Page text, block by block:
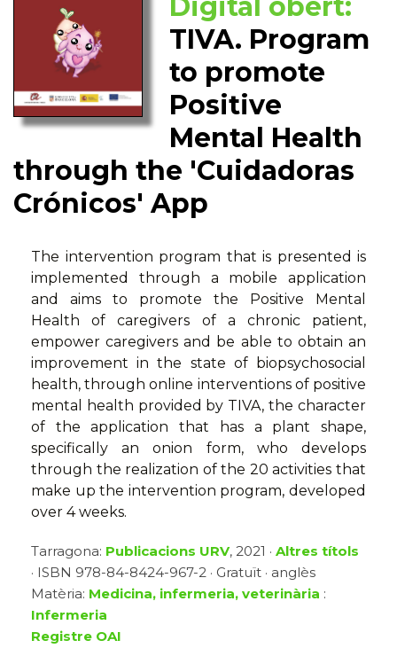
Digital obert:
TIVA. Program
to promote
Positive
Mental Health
through the 'Cuidadoras
Crónicos' App
The intervention program that is presented is
implemented through a mobile application
and aims to promote the Positive Mental
Health of caregivers of a chronic patient,
empower caregivers and be able to obtain an
improvement in the state of biopsychosocial
health, through online interventions of positive
mental health provided by TIVA, the character
of the application that has a plant shape,
specifically an onion form, who develops
through the realization of the 20 activities that
make up the intervention program, developed
over 4 weeks.
Tarragona: Publicacions URV, 2021 · Altres títols
· ISBN 978-84-8424-967-2 · Gratuït · anglès
Matèria: Medicina, infermeria, veterinària :
Infermeria
Registre OAI